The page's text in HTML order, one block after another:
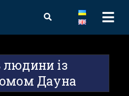
людини із
Дауна